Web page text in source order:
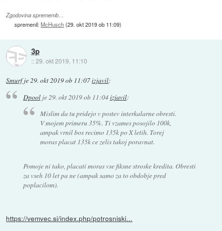
Zgodovina sprememb…
spremenil:McHusch(29. okt 2019 ob 11:09)
3p
::29. okt 2019, 11:10
Smurfje29. okt 2019 ob 11:07izjavil:
Dpoolje29. okt 2019 ob 11:04izjavil:
Mislim da tu pridejo v postev interkalarne obresti.
V mojem primeru 35%. Ti vzames posojilo 100k,
ampak vrnil bos recimo 135k po X letih. Torej
moras placat 135k ce zelis takoj poravnat.
Pomoje ni tako, placati moras vse fiksne stroske kredita. Obresti
za vseh 10 let pa ne (ampak samo za to obdobje pred
poplacilom).
https://vemvec.si/index.php/potrosniski...